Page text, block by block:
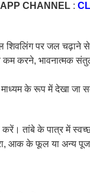
CHANNEL :
पर जल चढ़ाने से
कम करने, भावनात्मक
के रूप में देखा जा
करें। तांबे के पात्र में
आक के फूल या अन्य